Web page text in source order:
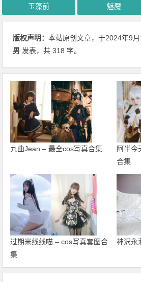
玉藻前 魅魔
版权声明：本站原创文章，于2024年9月
男 发表，共 318 字。
九曲Jean – 最全cos写真合集
阿半今
合集
过期米线线喵 – cos写真套图合
集
神沢永